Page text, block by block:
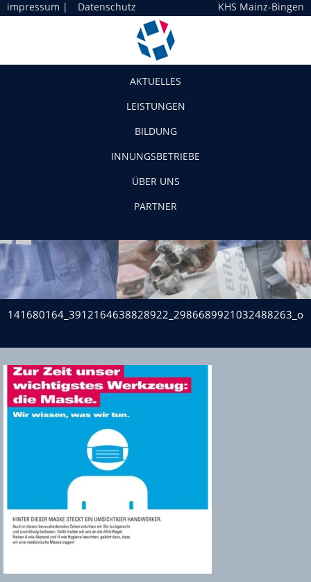
impressum | Datenschutz KHS Mainz-Bingen
AKTUELLES
LEISTUNGEN
BILDUNG
INNUNGSBETRIEBE
ÜBER UNS
PARTNER
141680164_3912164638828922_2986689921032488263_o